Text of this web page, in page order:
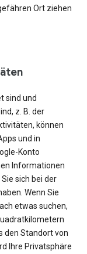
Ort ziehen
sind und
z. B. der
können
und in
Konto
Informationen
sich bei der
Wenn Sie
etwas suchen,
den Standort von
Ihre Privatsphäre